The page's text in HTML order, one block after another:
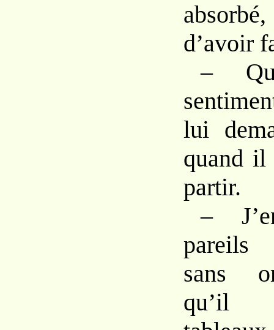
d’avoir
–
lui
quand il
partir.
–
pareils
sans
qu’il